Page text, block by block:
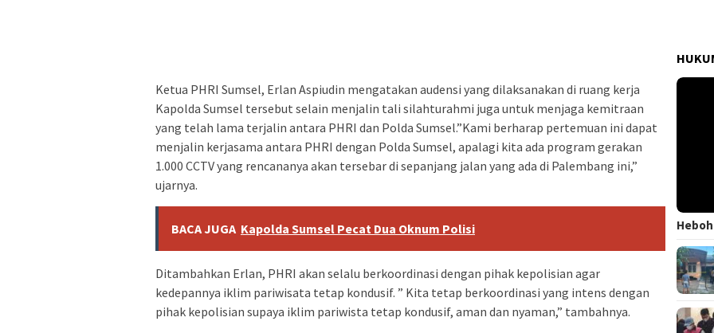
Ketua PHRI Sumsel, Erlan Aspiudin mengatakan audensi yang dilaksanakan di ruang kerja
Kapolda Sumsel tersebut selain menjalin tali silahturahmi juga untuk menjaga kemitraan
yang telah lama terjalin antara PHRI dan Polda Sumsel.”Kami berharap pertemuan ini dapat
menjalin kerjasama antara PHRI dengan Polda Sumsel, apalagi kita ada program gerakan
1.000 CCTV yang rencananya akan tersebar di sepanjang jalan yang ada di Palembang ini,”
ujarnya.
BACA JUGA Kapolda Sumsel Pecat Dua Oknum Polisi
Ditambahkan Erlan, PHRI akan selalu berkoordinasi dengan pihak kepolisian agar
kedepannya iklim pariwisata tetap kondusif. ” Kita tetap berkoordinasi yang intens dengan
pihak kepolisian supaya iklim pariwista tetap kondusif, aman dan nyaman,” tambahnya.‎